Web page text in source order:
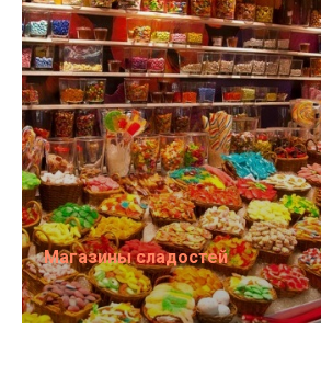
Магазины сладостей